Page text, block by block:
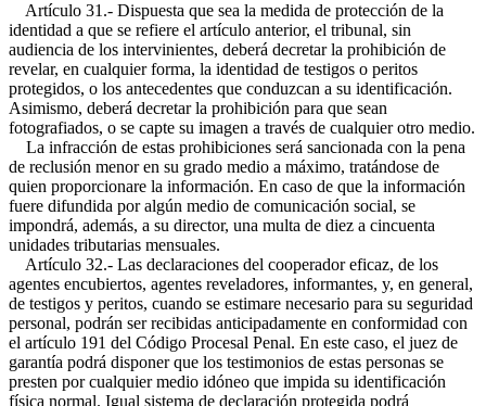
Artículo 31.- Dispuesta que sea la medida de protección de la
identidad a que se refiere el artículo anterior, el tribunal, sin
audiencia de los intervinientes, deberá decretar la prohibición de
revelar, en cualquier forma, la identidad de testigos o peritos
protegidos, o los antecedentes que conduzcan a su identificación.
Asimismo, deberá decretar la prohibición para que sean
fotografiados, o se capte su imagen a través de cualquier otro medio.
La infracción de estas prohibiciones será sancionada con la pena
de reclusión menor en su grado medio a máximo, tratándose de
quien proporcionare la información. En caso de que la información
fuere difundida por algún medio de comunicación social, se
impondrá, además, a su director, una multa de diez a cincuenta
unidades tributarias mensuales.
Artículo 32.- Las declaraciones del cooperador eficaz, de los
agentes encubiertos, agentes reveladores, informantes, y, en general,
de testigos y peritos, cuando se estimare necesario para su seguridad
personal, podrán ser recibidas anticipadamente en conformidad con
el artículo 191 del Código Procesal Penal. En este caso, el juez de
garantía podrá disponer que los testimonios de estas personas se
presten por cualquier medio idóneo que impida su identificación
física normal. Igual sistema de declaración protegida podrá